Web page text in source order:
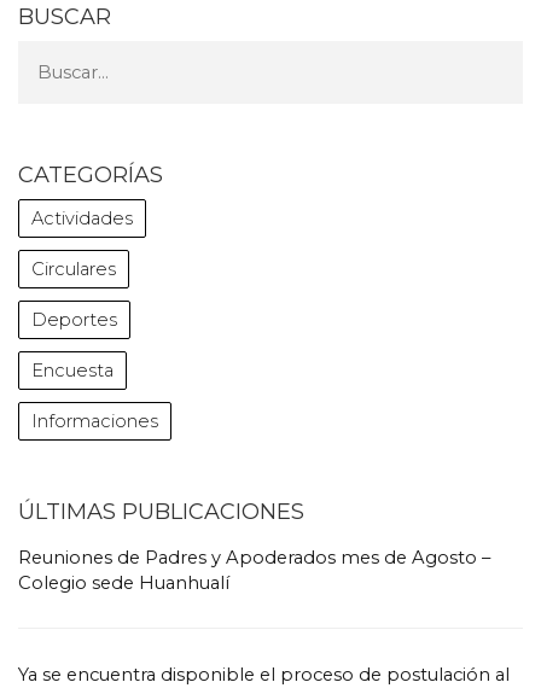
BUSCAR
CATEGORÍAS
Actividades
Circulares
Deportes
Encuesta
Informaciones
ÚLTIMAS PUBLICACIONES
Reuniones de Padres y Apoderados mes de Agosto –
Colegio sede Huanhualí
Ya se encuentra disponible el proceso de postulación al